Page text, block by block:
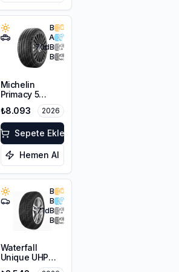
B
A
70dB
B
Michelin
Primacy 5
225/55R18 98V
₺8.093 2026
Sepete Ekle
Hemen Al
B
B
71dB
B
Waterfall
Unique UHP
205/55R16 94W